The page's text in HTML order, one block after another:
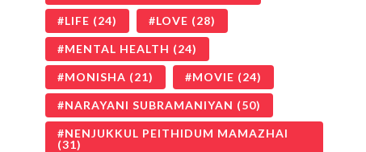
LIFE (24) LOVE (28)
MENTAL HEALTH (24)
MONISHA (21) MOVIE (24)
NARAYANI SUBRAMANIYAN (50)
NENJUKKUL PEITHIDUM MAMAZHAI
(31)